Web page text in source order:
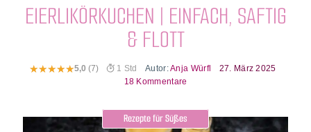
EIERLIKÖRKUCHEN | EINFACH, SAFTIG
& FLOTT
5,0 (7) 1 Std Autor:Anja Würfl
27. März 2025
18 Kommentare
Rezepte für Süßes